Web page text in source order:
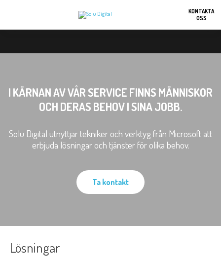
KONTAKTA
OSS
I KÄRNAN AV VÅR SERVICE FINNS MÄNNISKOR
OCH DERAS BEHOV I SINA JOBB.
Solu Digital utnyttjar tekniker och verktyg från Microsoft att
erbjuda lösningar och tjänster för olika behov.
Ta kontakt
Lösningar